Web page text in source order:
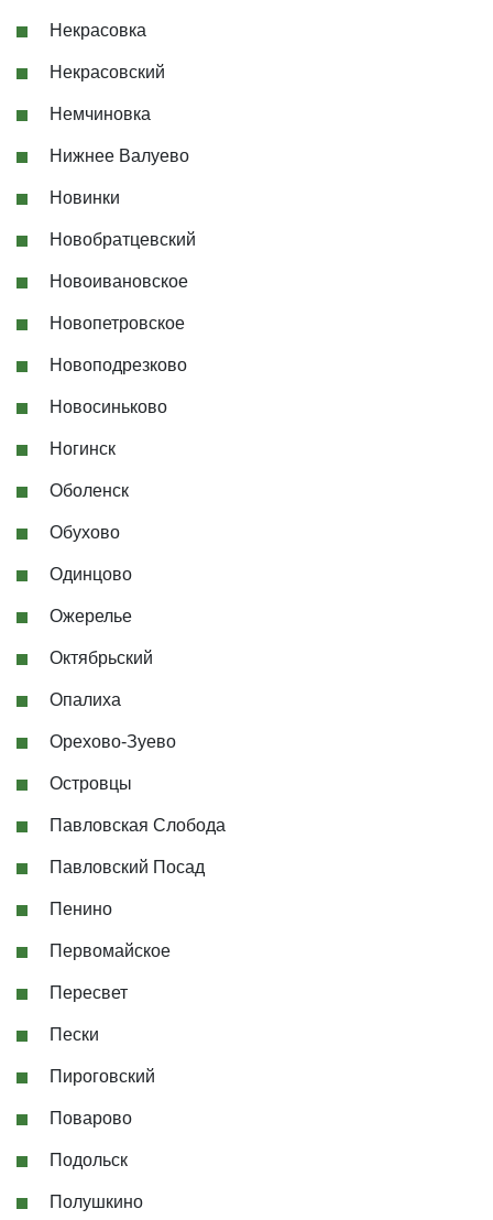
Некрасовка
Некрасовский
Немчиновка
Нижнее Валуево
Новинки
Новобратцевский
Новоивановское
Новопетровское
Новоподрезково
Новосиньково
Ногинск
Оболенск
Обухово
Одинцово
Ожерелье
Октябрьский
Опалиха
Орехово-Зуево
Островцы
Павловская Слобода
Павловский Посад
Пенино
Первомайское
Пересвет
Пески
Пироговский
Поварово
Подольск
Полушкино